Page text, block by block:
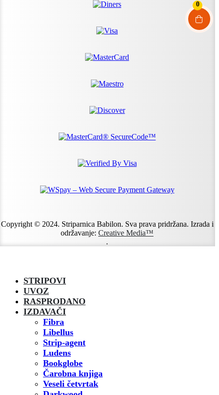
0
Copyright © 2024. Striparnica Babilon. Sva prava pridržana. Izrada i
održavanje: Creative Media™
.
STRIPOVI
UVOZ
RASPRODANO
IZDAVAČI
Fibra
Libellus
Strip-agent
Ludens
Bookglobe
Čarobna knjiga
Veseli četvrtak